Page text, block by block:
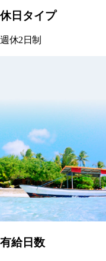
休日タイプ
週休2日制
有給日数